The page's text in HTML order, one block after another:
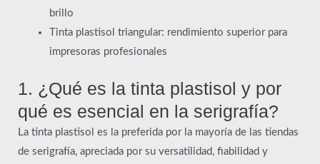
brillo
Tinta plastisol triangular: rendimiento superior para
impresoras profesionales
1. ¿Qué es la tinta plastisol y por
qué es esencial en la serigrafía?
La tinta plastisol es la preferida por la mayoría de las tiendas
de serigrafía, apreciada por su versatilidad, fiabilidad y